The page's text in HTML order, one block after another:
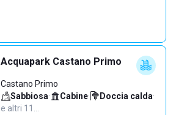
Acquapark Castano Primo
Castano Primo
Sabbiosa· Cabine· Doccia calda·
e altri 11…